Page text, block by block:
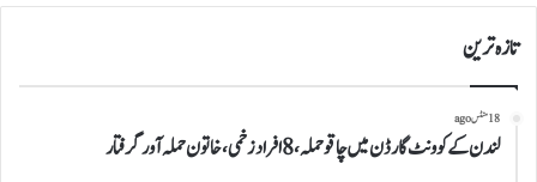
تازہ ترین
18 منٹس ago
لندن کے کوونٹ گارڈن میں چاقو حملہ، 8 افراد زخمی، خاتون حملہ آور گرفتار